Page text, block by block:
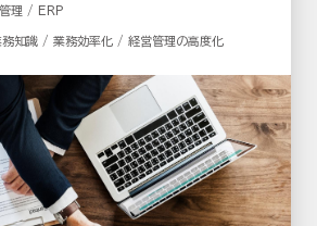
理 / ERP
知識 / 業務効率化 / 経営管理の高度化